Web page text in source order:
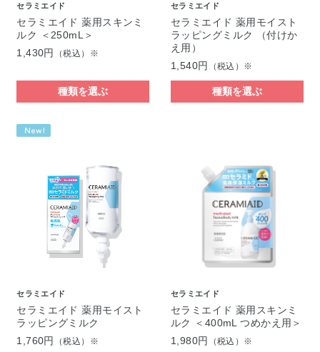
セラミエイド
セラミエイド 薬用スキンミ
ルク ＜250mL＞
1,430円
（税込）※
種類を選ぶ
セラミエイド
セラミエイド 薬用モイスト
ラッピングミルク （付けか
え用）
1,540円
（税込）※
種類を選ぶ
セラミエイド
セラミエイド 薬用モイスト
ラッピングミルク
1,760円
（税込）※
セラミエイド
セラミエイド 薬用スキンミ
ルク ＜400mL つめかえ用＞
1,980円
（税込）※